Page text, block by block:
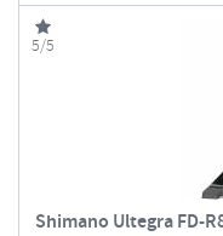
5/5
Shimano Ultegra FD-